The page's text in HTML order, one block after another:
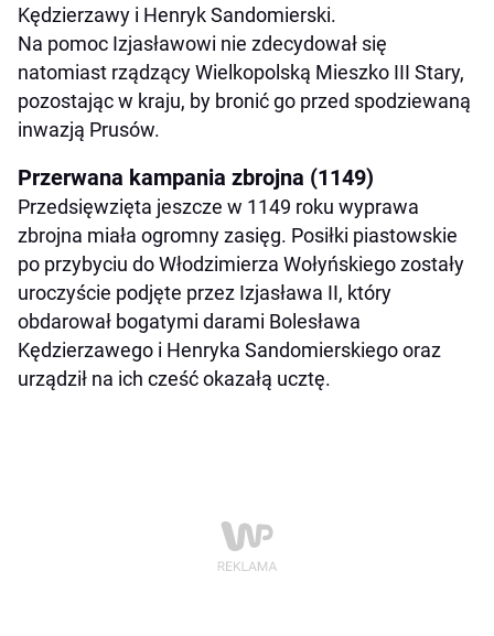
Kędzierzawy i Henryk Sandomierski.
Na pomoc Izjasławowi nie zdecydował się
natomiast rządzący Wielkopolską Mieszko III Stary,
pozostając w kraju, by bronić go przed spodziewaną
inwazją Prusów.
Przerwana kampania zbrojna (1149)
Przedsięwzięta jeszcze w 1149 roku wyprawa
zbrojna miała ogromny zasięg. Posiłki piastowskie
po przybyciu do Włodzimierza Wołyńskiego zostały
uroczyście podjęte przez Izjasława II, który
obdarował bogatymi darami Bolesława
Kędzierzawego i Henryka Sandomierskiego oraz
urządził na ich cześć okazałą ucztę.